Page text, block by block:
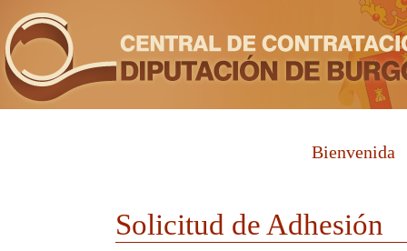
Bienvenida
Solicitud de Adhesión